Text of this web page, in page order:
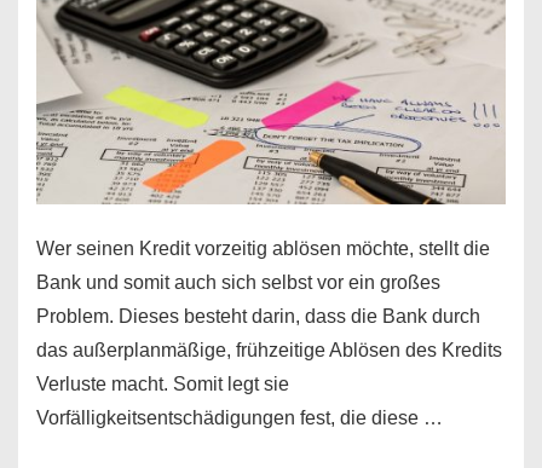
Regeln!
Wer seinen Kredit vorzeitig ablösen möchte, stellt die
Bank und somit auch sich selbst vor ein großes
Problem. Dieses besteht darin, dass die Bank durch
das außerplanmäßige, frühzeitige Ablösen des Kredits
Verluste macht. Somit legt sie
Vorfälligkeitsentschädigungen fest, die diese …